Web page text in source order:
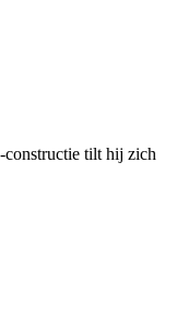
constructie tilt hij zich